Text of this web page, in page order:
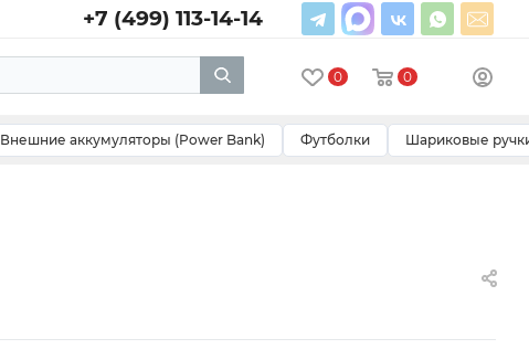
+7 (499) 113-14-14
0 0
Внешние аккумуляторы (Power Bank) Футболки Шариковые